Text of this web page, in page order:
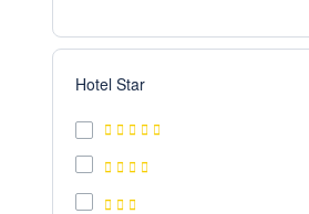
Hotel Star